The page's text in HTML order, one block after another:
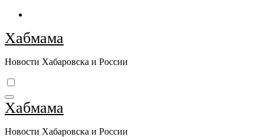
Перейти
содержимому
Хабмама
Новости Хабаровска и России
Хабмама
Новости Хабаровска и России